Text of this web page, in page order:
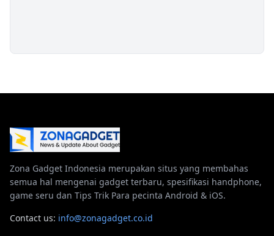
Zona Gadget Indonesia merupakan situs yang membahas
semua hal mengenai gadget terbaru, spesifikasi handphone,
game seru dan Tips Trik Para pecinta Android & iOS.
Contact us: info@zonagadget.co.id